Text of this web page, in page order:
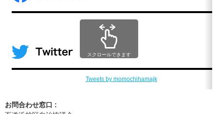
Tweets by momochihamajk
スクロールできます
お問合わせ窓口 :